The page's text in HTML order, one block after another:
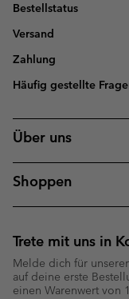
Bestellstatus
Versand
Zahlung
Häufig gestellte
Über uns
Shoppen
Trete mit uns in
Melde dich für
auf deine erste
einen Warenwert von